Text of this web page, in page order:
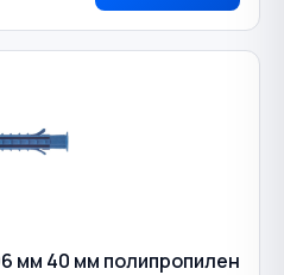
мм 40 мм полипропилен